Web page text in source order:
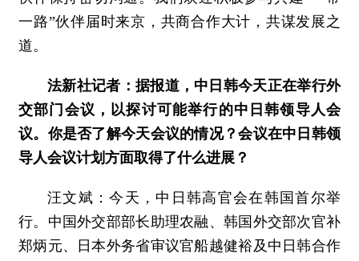
一路”伙伴届时来京，共商合作大计，共谋发展之
道。
法新社记者：据报道，中日韩今天正在举行外
交部门会议，以探讨可能举行的中日韩领导人会
议。你是否了解今天会议的情况？会议在中日韩领
导人会议计划方面取得了什么进展？
汪文斌：今天，中日韩高官会在韩国首尔举
行。中国外交部部长助理农融、韩国外交部次官补
郑炳元、日本外务省审议官船越健裕及中日韩合作